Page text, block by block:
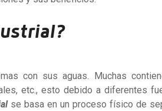
con sus aguas. Muchas
etc., esto debido a diferentes
se basa en un proceso físico de